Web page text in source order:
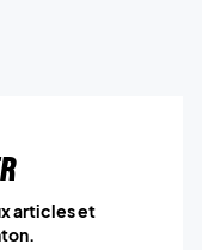
articles et